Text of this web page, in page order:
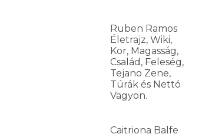
Ruben Ramos
Életrajz, Wiki,
Kor, Magasság,
Család, Feleség,
Tejano Zene,
Túrák és Nettó
Vagyon.
Caitriona Balfe